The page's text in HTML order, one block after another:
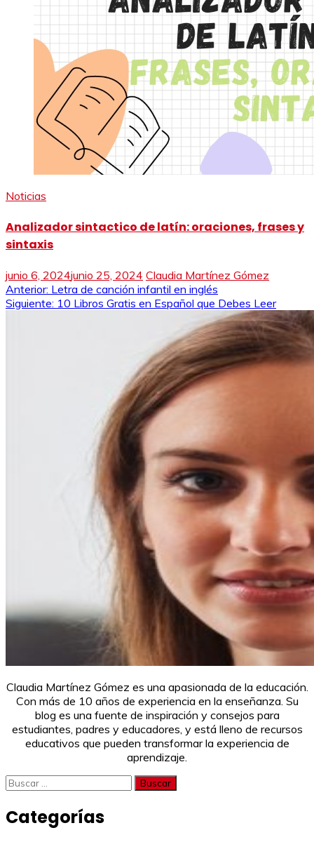
Noticias
Analizador sintactico de latín: oraciones, frases y
sintaxis
junio 6, 2024junio 25, 2024 Claudia Martínez Gómez
Navegación
de
Anterior: Letra de canción infantil en inglés
Siguiente: 10 Libros Gratis en Español que Debes Leer
Claudia Martínez Gómez es una apasionada de la educación.
Con más de 10 años de experiencia en la enseñanza. Su
blog es una fuente de inspiración y consejos para
estudiantes, padres y educadores, y está lleno de recursos
educativos que pueden transformar la experiencia de
aprendizaje.
Buscar:
Categorías